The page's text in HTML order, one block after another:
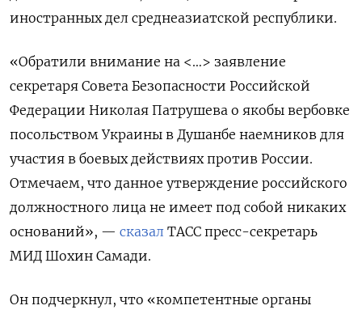
иностранных дел среднеазиатской республики.
«Обратили внимание на <…> заявление
секретаря Совета Безопасности Российской
Федерации Николая Патрушева о якобы вербовке
посольством Украины в Душанбе наемников для
участия в боевых действиях против России.
Отмечаем, что данное утверждение российского
должностного лица не имеет под собой никаких
оснований», — сказал ТАСС пресс-секретарь
МИД Шохин Самади.
Он подчеркнул, что «компетентные органы